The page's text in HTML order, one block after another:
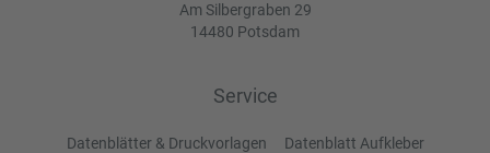
Am Silbergraben 29
14480 Potsdam
Service
Datenblätter & Druckvorlagen
Datenblatt Aufkleber